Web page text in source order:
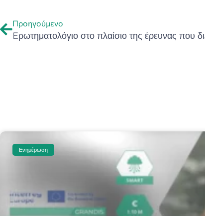
Προηγούμενο
Ενημέρωση